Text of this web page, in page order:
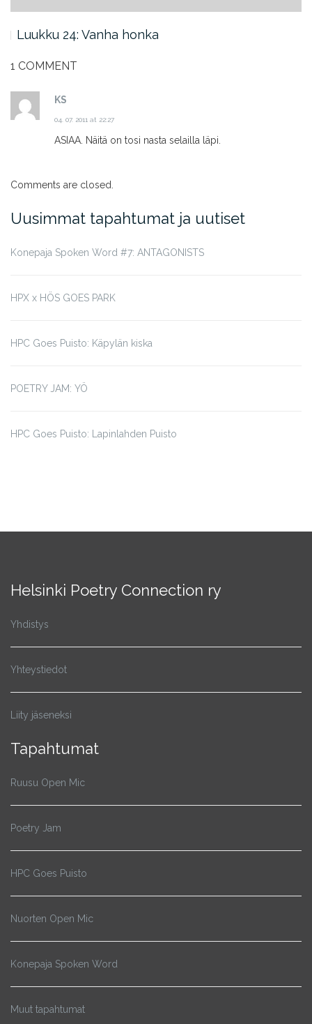
Luukku 24: Vanha honka
1 COMMENT
KS
04. 07. 2011 at 22:27
ASIAA. Näitä on tosi nasta selailla läpi.
Comments are closed.
Uusimmat tapahtumat ja uutiset
Konepaja Spoken Word #7: ANTAGONISTS
HPX x HÖS GOES PARK
HPC Goes Puisto: Käpylän kiska
POETRY JAM: YÖ
HPC Goes Puisto: Lapinlahden Puisto
Helsinki Poetry Connection ry
Yhdistys
Yhteystiedot
Liity jäseneksi
Tapahtumat
Ruusu Open Mic
Poetry Jam
HPC Goes Puisto
Nuorten Open Mic
Konepaja Spoken Word
Muut tapahtumat